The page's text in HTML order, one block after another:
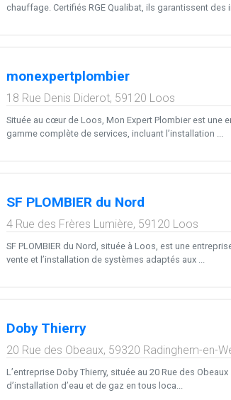
chauffage. Certifiés RGE Qualibat, ils garantissent des
monexpertplombier
18 Rue Denis Diderot, 59120 Loos
Située au cœur de Loos, Mon Expert Plombier est une
gamme complète de services, incluant l’installation ...
SF PLOMBIER du Nord
4 Rue des Frères Lumière, 59120 Loos
SF PLOMBIER du Nord, située à Loos, est une
vente et l’installation de systèmes adaptés aux ...
Doby Thierry
20 Rue des Obeaux, 59320 Radinghem-en-
L’entreprise Doby Thierry, située au 20 Rue des
d’installation d’eau et de gaz en tous loca...